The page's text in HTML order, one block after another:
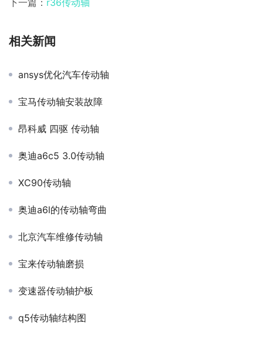
下一篇： r36传动轴
相关新闻
ansys优化汽车传动轴
宝马传动轴安装故障
昂科威 四驱 传动轴
奥迪a6c5 3.0传动轴
XC90传动轴
奥迪a6l的传动轴弯曲
北京汽车维修传动轴
宝来传动轴磨损
变速器传动轴护板
q5传动轴结构图